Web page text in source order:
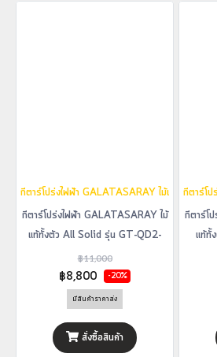
กีตาร์โปร่งไฟฟ้า GALATASARAY ไม้แท้ทั้งตัว
กีตาร์โปร่งไฟฟ้า GALATASARAY ไม้
แท้ทั้งตัว All Solid รุ่น GT-QD2-
BLK
฿11,000
฿8,800 -20%
มีสินค้าราคาส่ง
สั่งซื้อสินค้า
กีตาร์โ
กีตาร์โ
แท้ทั้